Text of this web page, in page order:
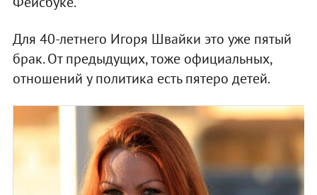
Для 40-летнего Игоря Швайки это уже пятый
брак. От предыдущих, тоже официальных,
отношений у политика есть пятеро детей.